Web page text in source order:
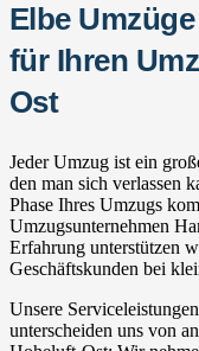
Elbe
für Ihren
Ost
Jeder Umzug ist ein
den man sich verlassen
Phase Ihres Umzugs
Umzugsunternehmen
Erfahrung unterstützen
Geschäftskunden bei
Unsere
unterscheiden uns von